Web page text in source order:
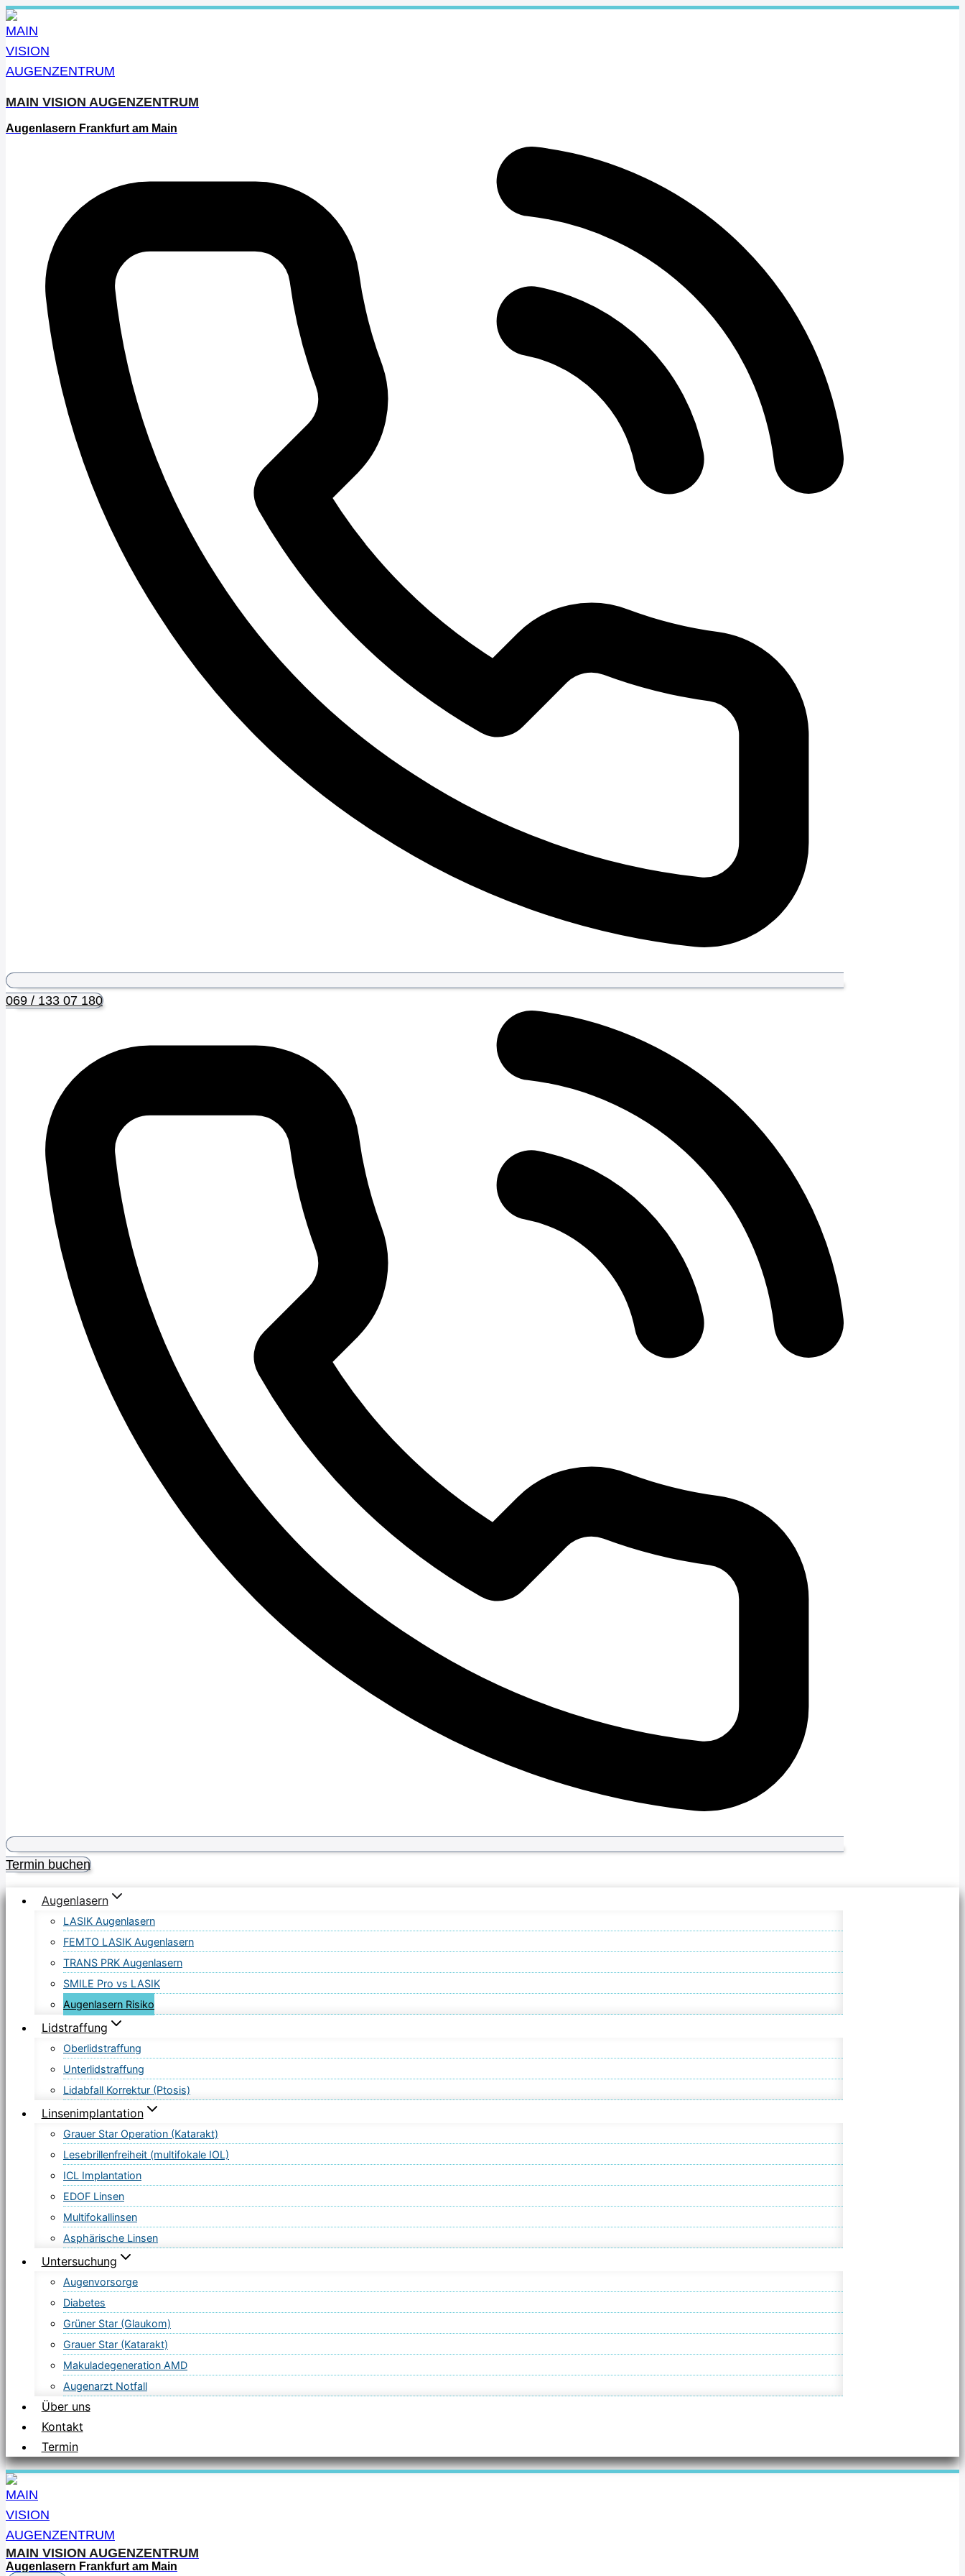
Zum
Inhalt
springen
MAIN VISION AUGENZENTRUM
Augenlasern Frankfurt am Main
069 / 133 07 180
Termin buchen
Augenlasern
LASIK Augenlasern
FEMTO LASIK Augenlasern
TRANS PRK Augenlasern
SMILE Pro vs LASIK
Augenlasern Risiko
Lidstraffung
Oberlidstraffung
Unterlidstraffung
Lidabfall Korrektur (Ptosis)
Linsenimplantation
Grauer Star Operation (Katarakt)
Lesebrillenfreiheit (multifokale IOL)
ICL Implantation
EDOF Linsen
Multifokallinsen
Asphärische Linsen
Untersuchung
Augenvorsorge
Diabetes
Grüner Star (Glaukom)
Grauer Star (Katarakt)
Makuladegeneration AMD
Augenarzt Notfall
Über uns
Kontakt
Termin
MAIN VISION AUGENZENTRUM
Augenlasern Frankfurt am Main